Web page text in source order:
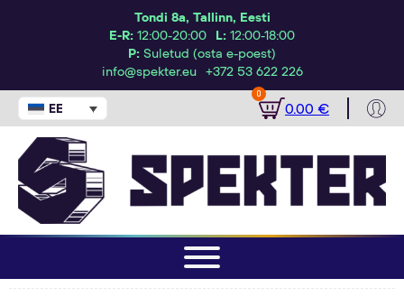
Tondi 8a, Tallinn, Eesti
E-R: 12:00-20:00 L: 12:00-18:00
P: Suletud (osta e-poest)
info@spekter.eu
+372 53 622 226
0
0.00 €
EESTI